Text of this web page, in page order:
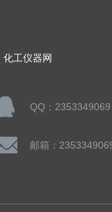
化工仪器网
QQ：2353349069
邮箱：